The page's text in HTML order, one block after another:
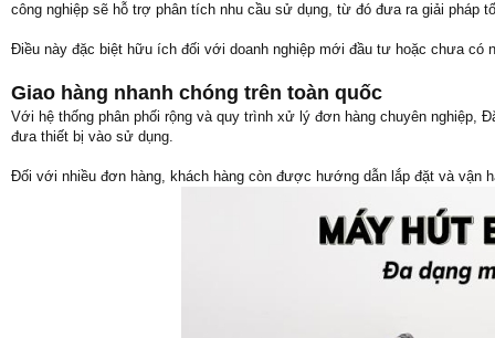
công nghiệp sẽ hỗ trợ phân tích nhu cầu sử dụng, từ đó đưa ra giải pháp
Điều này đặc biệt hữu ích đối với doanh nghiệp mới đầu tư hoặc chưa có
Giao hàng nhanh chóng trên toàn quốc
Với hệ thống phân phối rộng và quy trình xử lý đơn hàng chuyên nghiệp,
đưa thiết bị vào sử dụng.
Đối với nhiều đơn hàng, khách hàng còn được hướng dẫn lắp đặt và vận